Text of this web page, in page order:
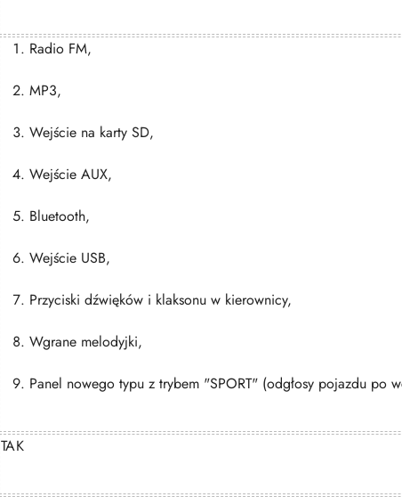
Radio FM,
MP3,
Wejście na karty SD,
Wejście AUX,
Bluetooth,
Wejście USB,
Przyciski dźwięków i klaksonu w kierownicy,
Wgrane melodyjki,
Panel nowego typu z trybem "SPORT" (odgłosy pojazdu po
TAK